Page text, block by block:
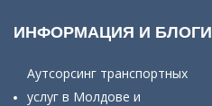
ИНФОРМАЦИЯ И БЛОГИ
Аутсорсинг транспортных
услуг в Молдове и